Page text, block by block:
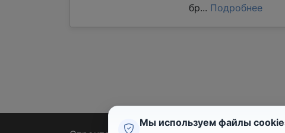
бр... Подробнее
Мы используем файлы